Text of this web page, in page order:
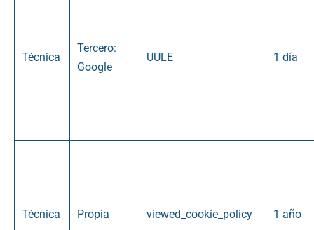
Técnica
Tercero:
Google
UULE 1 día
Técnica Propia viewed_cookie_policy 1 año